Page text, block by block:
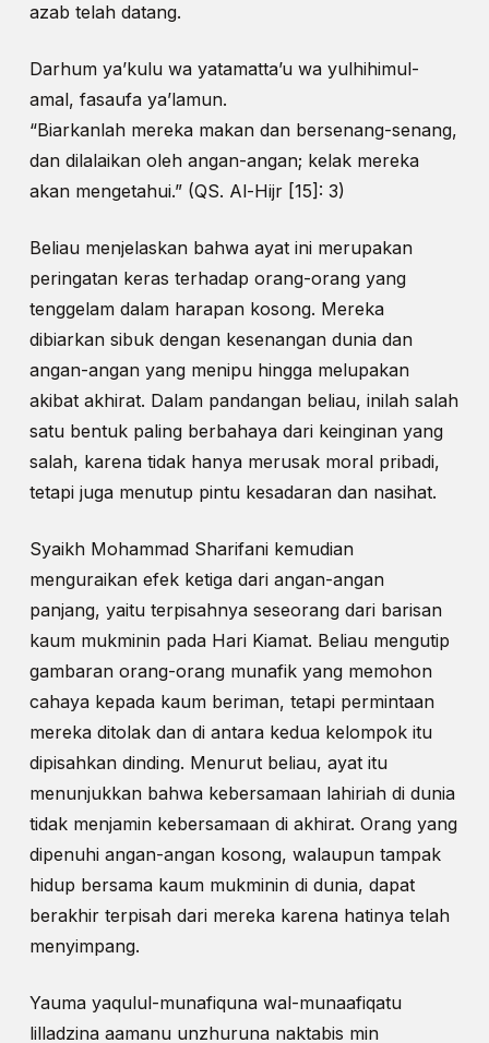
azab telah datang.
Darhum ya’kulu wa yatamatta’u wa yulhihimul-
amal, fasaufa ya’lamun.
“Biarkanlah mereka makan dan bersenang-senang,
dan dilalaikan oleh angan-angan; kelak mereka
akan mengetahui.” (QS. Al-Hijr [15]: 3)
Beliau menjelaskan bahwa ayat ini merupakan
peringatan keras terhadap orang-orang yang
tenggelam dalam harapan kosong. Mereka
dibiarkan sibuk dengan kesenangan dunia dan
angan-angan yang menipu hingga melupakan
akibat akhirat. Dalam pandangan beliau, inilah salah
satu bentuk paling berbahaya dari keinginan yang
salah, karena tidak hanya merusak moral pribadi,
tetapi juga menutup pintu kesadaran dan nasihat.
Syaikh Mohammad Sharifani kemudian
menguraikan efek ketiga dari angan-angan
panjang, yaitu terpisahnya seseorang dari barisan
kaum mukminin pada Hari Kiamat. Beliau mengutip
gambaran orang-orang munafik yang memohon
cahaya kepada kaum beriman, tetapi permintaan
mereka ditolak dan di antara kedua kelompok itu
dipisahkan dinding. Menurut beliau, ayat itu
menunjukkan bahwa kebersamaan lahiriah di dunia
tidak menjamin kebersamaan di akhirat. Orang yang
dipenuhi angan-angan kosong, walaupun tampak
hidup bersama kaum mukminin di dunia, dapat
berakhir terpisah dari mereka karena hatinya telah
menyimpang.
Yauma yaqulul-munafiquna wal-munaafiqatu
lilladzina aamanu unzhuruna naktabis min